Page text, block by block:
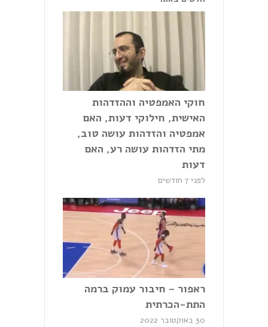
חוקי האמפטיה וההזדהות
האישית, חילוקי דעות, האם
אמפטיה והזדהות עושה טוב,
מתי הזדהות עושה רע, האם
דעות
לפני 7 חודשים
ראפור – חיבור עמוק ברמה
התת-הכרתית
30 באוקטובר 2022